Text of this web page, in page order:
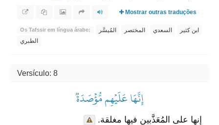
Mostrar outras traduções
Os Tafssir em língua árabe: المُيسَّر المختصر السعدي
ابن كثير
الطبري
Versículo: 8
إِنَّهَا عَلَيۡهِم مُّؤۡصَدَةٞ
إنها على المُعَذَّبين فيها مغلقة.